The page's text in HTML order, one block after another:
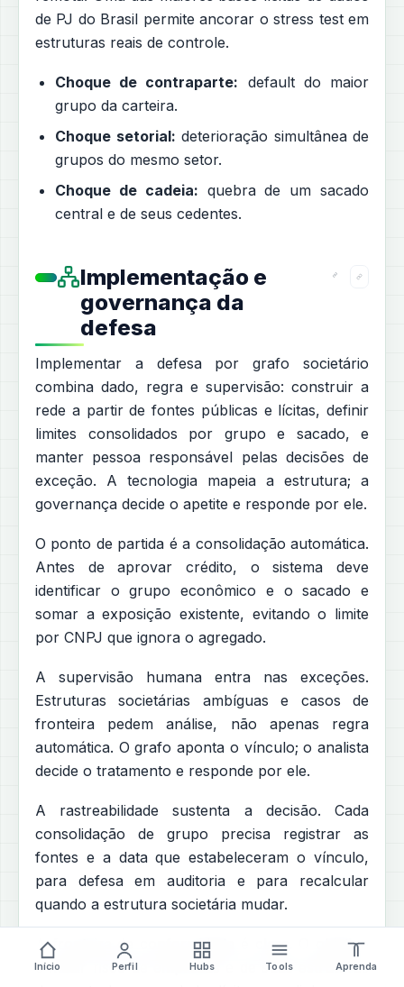
de PJ do Brasil permite ancorar o stress test em
estruturas reais de controle.
Choque de contraparte: default do maior
grupo da carteira.
Choque setorial: deterioração simultânea de
grupos do mesmo setor.
Choque de cadeia: quebra de um sacado
central e de seus cedentes.
Implementação e
governança da
defesa
Implementar a defesa por grafo societário
combina dado, regra e supervisão: construir a
rede a partir de fontes públicas e lícitas, definir
limites consolidados por grupo e sacado, e
manter pessoa responsável pelas decisões de
exceção. A tecnologia mapeia a estrutura; a
governança decide o apetite e responde por ele.
O ponto de partida é a consolidação automática.
Antes de aprovar crédito, o sistema deve
identificar o grupo econômico e o sacado e
somar a exposição existente, evitando o limite
por CNPJ que ignora o agregado.
A supervisão humana entra nas exceções.
Estruturas societárias ambíguas e casos de
fronteira pedem análise, não apenas regra
automática. O grafo aponta o vínculo; o analista
decide o tratamento e responde por ele.
A rastreabilidade sustenta a decisão. Cada
consolidação de grupo precisa registrar as
fontes e a data que estabeleceram o vínculo,
para defesa em auditoria e para recalcular
quando a estrutura societária mudar.
A fronteira de conformidade é clara. O objetivo
é medir risco de empresas e de suas estruturas
Início Perfil Hubs Tools Aprenda